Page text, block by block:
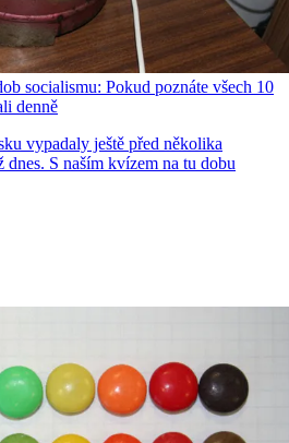
socialismu: Pokud poznáte všech 10
denně
vypadaly ještě před několika
S naším kvízem na tu dobu